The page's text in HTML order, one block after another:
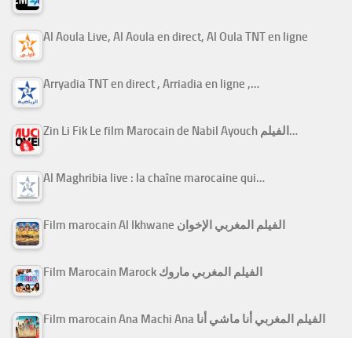
Al Aoula Live, Al Aoula en direct, Al Oula TNT en ligne
Arryadia TNT en direct , Arriadia en ligne ,…
Zin Li Fik Le film Marocain de Nabil Ayouch الفيلم…
Al Maghribia live : la chaîne marocaine qui…
Film marocain Al Ikhwane الفيلم المغربي الإخوان
Film Marocain Marock الفيلم المغربي ماروك
Film marocain Ana Machi Ana الفيلم المغربي أنا ماشي أنا